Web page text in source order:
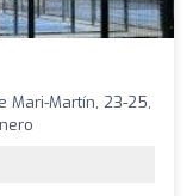
Mari-Martín, 23-25,